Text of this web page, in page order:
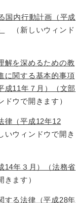
国内行動計画（平成
（新しいウィンド
解を深めるための教
に関する基本的事項
成11年７月）（文部
ウで開きます）
律（平成12年12
いウィンドウで開き
14年３月）（法務省
きます）
する法律（平成28年